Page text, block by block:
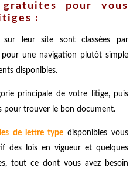
pour vous
:
sur leur site sont classées par
pour une navigation plutôt simple
disponibles.
principale de votre litige, puis
pour trouver le bon document.
de lettre typedisponibles vous
des lois en vigueur et quelques
tout ce dont vous avez besoin